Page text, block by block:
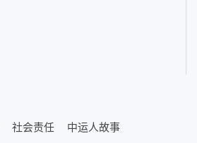
社会责任 中运人故事